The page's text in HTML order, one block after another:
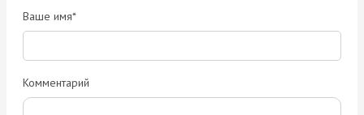
Ваше имя*
Комментарий